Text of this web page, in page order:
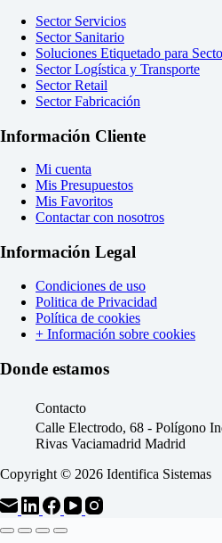
Sector Servicios
Sector Sanitario
Soluciones Etiquetado para
Sector Logística y Transporte
Sector Retail
Sector Fabricación
Información Cliente
Mi cuenta
Mis Presupuestos
Mis Favoritos
Contactar con nosotros
Información Legal
Condiciones de uso
Politica de Privacidad
Política de cookies
+ Información sobre cookies
Donde estamos
Contacto
Calle Electrodo, 68 - Polígono
Rivas Vaciamadrid Madrid
Copyright © 2026 Identifica Sistemas